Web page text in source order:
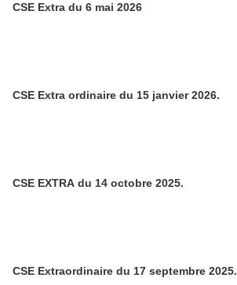
CSE Extra du 6 mai 2026
CSE Extra ordinaire du 15 janvier 2026.
CSE EXTRA du 14 octobre 2025.
CSE Extraordinaire du 17 septembre 2025.